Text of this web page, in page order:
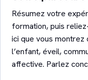
Résumez votre
formation, puis
ici que vous montrez
l’enfant, éveil,
affective. Parlez